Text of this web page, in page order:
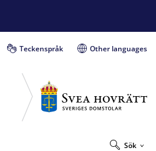
Teckenspråk Other languages
Sök